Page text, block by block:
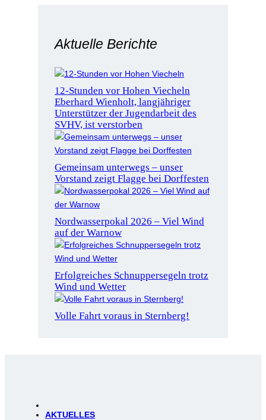
Aktuelle Berichte
12-Stunden vor Hohen Viecheln
Eberhard Wienholt, langjähriger
Unterstützer der Jugendarbeit des
SVHV, ist verstorben
Gemeinsam unterwegs – unser
Vorstand zeigt Flagge bei Dorffesten
Nordwasserpokal 2026 – Viel Wind
auf der Warnow
Erfolgreiches Schnuppersegeln trotz
Wind und Wetter
Volle Fahrt voraus in Sternberg!
AKTUELLES